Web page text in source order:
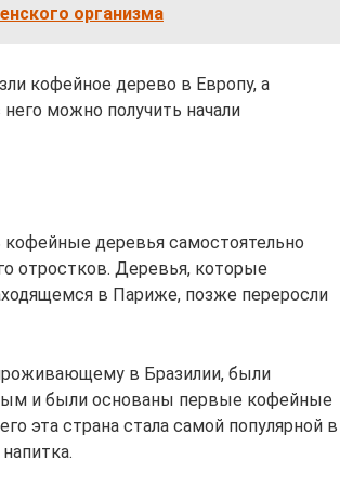
организма
кофейное дерево в Европу, а
можно получить начали
деревья самостоятельно
отростков. Деревья, которые
в Париже, позже переросли
в Бразилии, были
и были основаны первые кофейные
эта страна стала самой популярной в